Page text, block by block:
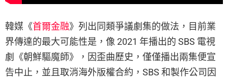
韓媒《首爾金融》列出同類爭議劇集的做法，目前業
界傳達的最大可能性是，像 2021 年播出的 SBS 電視
劇《朝鮮驅魔師》，因歪曲歷史，僅僅播出兩集便宣
告中止，並且取消海外版權合約，SBS 和製作公司因